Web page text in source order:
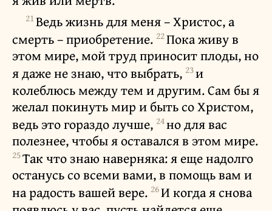
21Ведь жизнь для меня – Христос, а
смерть – приобретение. 22Пока живу в
этом мире, мой труд приносит плоды, но
я даже не знаю, что выбрать, 23и
колеблюсь между тем и другим. Сам бы я
желал покинуть мир и быть со Христом,
ведь это гораздо лучше, 24но для вас
полезнее, чтобы я оставался в этом мире.
25Так что знаю наверняка: я еще надолго
останусь со всеми вами, в помощь вам и
на радость вашей вере. 26И когда я снова